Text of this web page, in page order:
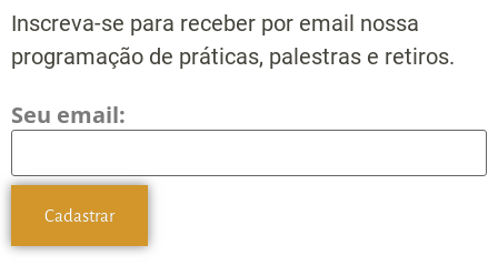
Inscreva-se para receber por email nossa
programação de práticas, palestras e retiros.
Seu email: